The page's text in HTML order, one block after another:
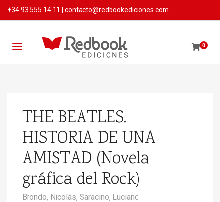
+34 93 555 14 11 contacto@redbookediciones.com
0
THE BEATLES.
HISTORIA DE UNA
AMISTAD (Novela
gráfica del Rock)
Brondo, Nicolás, Saracino, Luciano